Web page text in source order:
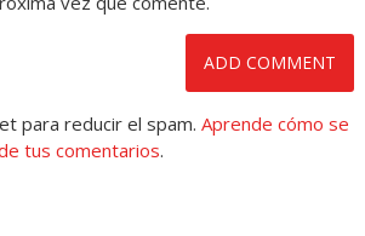
para reducir el spam. Aprende cómo se
tus comentarios.